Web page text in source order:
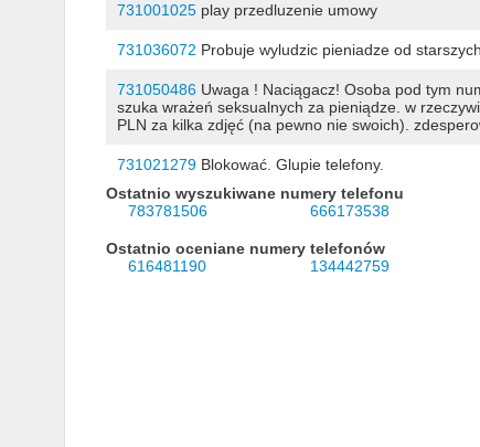
731001025play przedluzenie umowy
731036072 Probuje wyludzic pieniadze od
731050486Uwaga ! Naciągacz! Osoba pod tym
szuka wrażeń seksualnych za pieniądze. w
PLN za kilka zdjęć (na pewno nie swoich).
731021279Blokować. Glupie telefony.
Ostatnio wyszukiwane numery telefonu
783781506
666173538
Ostatnio oceniane numery telefonów
616481190
134442759